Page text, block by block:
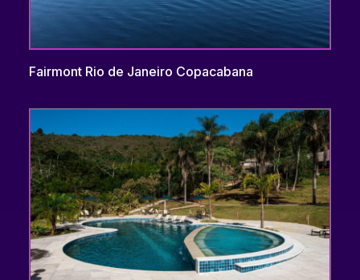
Fairmont Rio de Janeiro Copacabana